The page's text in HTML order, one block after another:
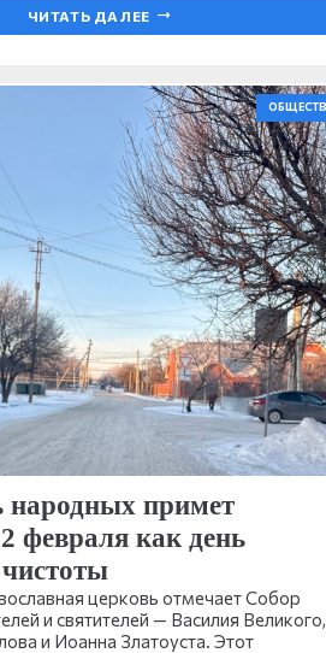
ЧИТАТЬ ДАЛЕЕ
народных примет
февраля как день
церковь отмечает Собор
и святителей — Василия Великого,
и Иоанна Златоуста. Этот